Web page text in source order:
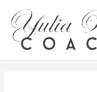
innehåll